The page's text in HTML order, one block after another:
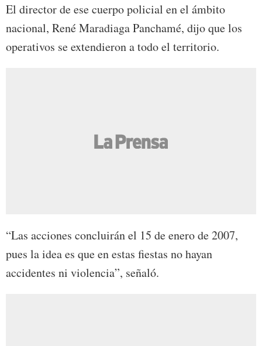
El director de ese cuerpo policial en el ámbito
nacional, René Maradiaga Panchamé, dijo que los
operativos se extendieron a todo el territorio.
“Las acciones concluirán el 15 de enero de 2007,
pues la idea es que en estas fiestas no hayan
accidentes ni violencia”, señaló.